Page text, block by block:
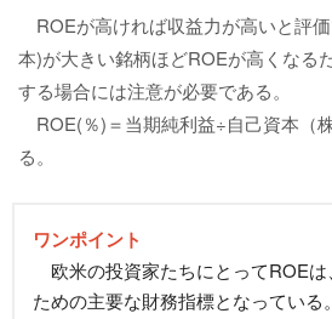
ROEが高ければ収益力が高いと評
本)が大きい銘柄ほどROEが高くなる
する場合には注意が必要である。
ROE(％)＝当期純利益÷自己資本（
る。
ワンポイント
欧米の投資家たちにとってROEは
ための主要な財務指標となってい